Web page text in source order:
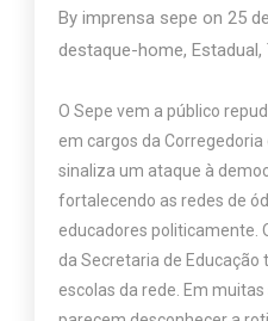
Byimprensa sepe on25
destaque-home, Estadual,
O Sepe vem a público
em cargos da Corregedoria
sinaliza um ataque à
fortalecendo as redes de
educadores politicamente.
da Secretaria de
escolas da rede. Em